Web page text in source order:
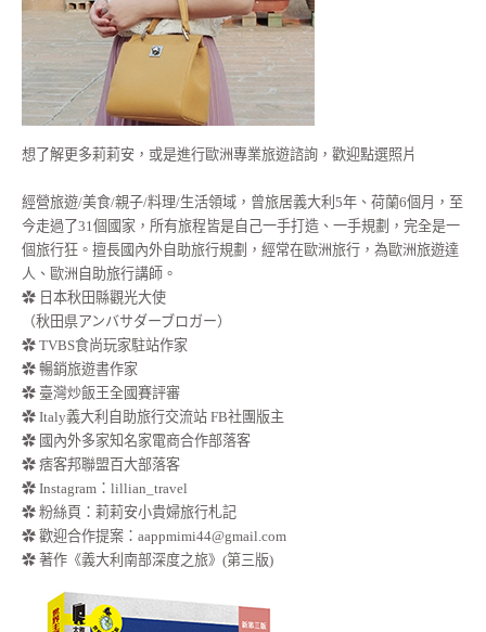
想了解更多莉莉安，或是進行歐洲專業旅遊諮詢，歡迎點選照片
經營旅遊/美食/親子/料理/生活領域，曾旅居義大利5年、荷蘭6個月，至
今走過了31個國家，所有旅程皆是自己一手打造、一手規劃，完全是一
個旅行狂。擅長國內外自助旅行規劃，經常在歐洲旅行，為歐洲旅遊達
人、歐洲自助旅行講師。
✿ 日本秋田縣觀光大使
（秋田県アンバサダーブロガー）
✿ TVBS食尚玩家駐站作家
✿ 暢銷旅遊書作家
✿ 臺灣炒飯王全國賽評審
✿ Italy義大利自助旅行交流站 FB社團版主
✿ 國內外多家知名家電商合作部落客
✿ 痞客邦聯盟百大部落客
✿ Instagram：lillian_travel
✿ 粉絲頁：莉莉安小貴婦旅行札記
✿ 歡迎合作提案： aappmimi44@gmail.com
✿ 著作《義大利南部深度之旅》(第三版)